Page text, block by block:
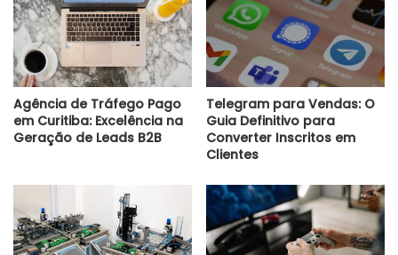
Agência de Tráfego Pago
em Curitiba: Excelência na
Geração de Leads B2B
Telegram para Vendas: O
Guia Definitivo para
Converter Inscritos em
Clientes